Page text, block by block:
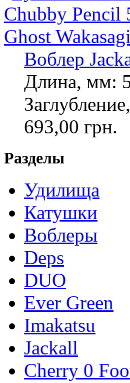
Воблер
Длина, мм:
693,00 грн.
Разделы
Удилища
Катушки
Воблеры
Deps
DUO
Ever Green
Imakatsu
Jackall
Cherry 0